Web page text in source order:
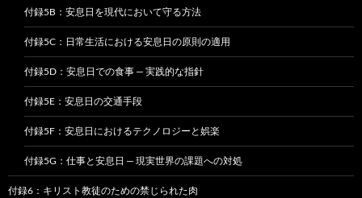
付録5B：安息日を現代において守る方法
付録5C：日常生活における安息日の原則の適用
付録5D：安息日での食事 — 実践的な指針
付録5E：安息日の交通手段
付録5F：安息日におけるテクノロジーと娯楽
付録5G：仕事と安息日 — 現実世界の課題への対処
付録6：キリスト教徒のための禁じられた肉